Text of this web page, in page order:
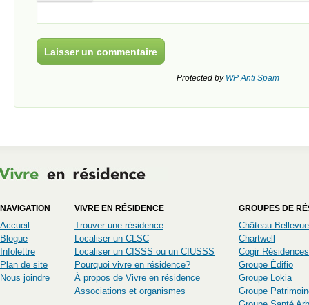
Protected by WP Anti Spam
NAVIGATION
Accueil
Blogue
Infolettre
Plan de site
Nous joindre
VIVRE EN RÉSIDENCE
Trouver une résidence
Localiser un CLSC
Localiser un CISSS ou un CIUSSS
Pourquoi vivre en résidence?
À propos de Vivre en résidence
Associations et organismes
GROUPES DE
Château Bellevue
Chartwell
Cogir Résidences
Groupe Édifio
Groupe Lokia
Groupe